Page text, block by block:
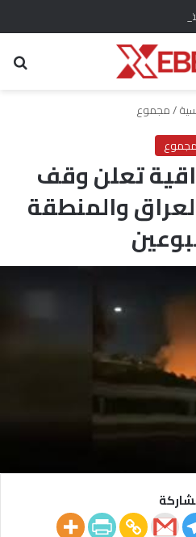
الارهابي في بلدة جرمانا بسوريا
/مجموع
مجموع
تعلن وقف
والمنطقة